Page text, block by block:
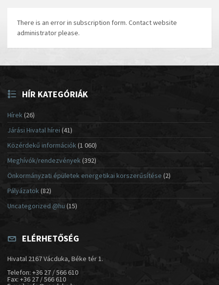
There is an error in subscription form. Contact website
administrator please.
HÍR KATEGÓRIÁK
Hírek(26)
Járási Hivatal hírei (41)
Közérdekű információk(1 060)
Meghívók/rendezvények (392)
Önkormányzati épületek energetikai korszerűsítése (2)
Pályázatok (82)
Uncategorized @hu (15)
ELÉRHETŐSÉG
Hivatal 2167 Vácduka, Béke tér 1.
Telefon: +36 27 / 566 610
Fax: +36 27 / 566 610